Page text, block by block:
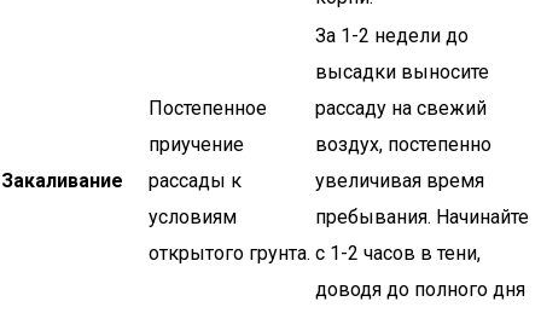
Закаливание
Постепенное
приучение
рассады к
условиям
открытого грунта.
За 1-2 недели до
высадки выносите
рассаду на свежий
воздух, постепенно
увеличивая время
пребывания. Начинайте
с 1-2 часов в тени,
доводя до полного дня